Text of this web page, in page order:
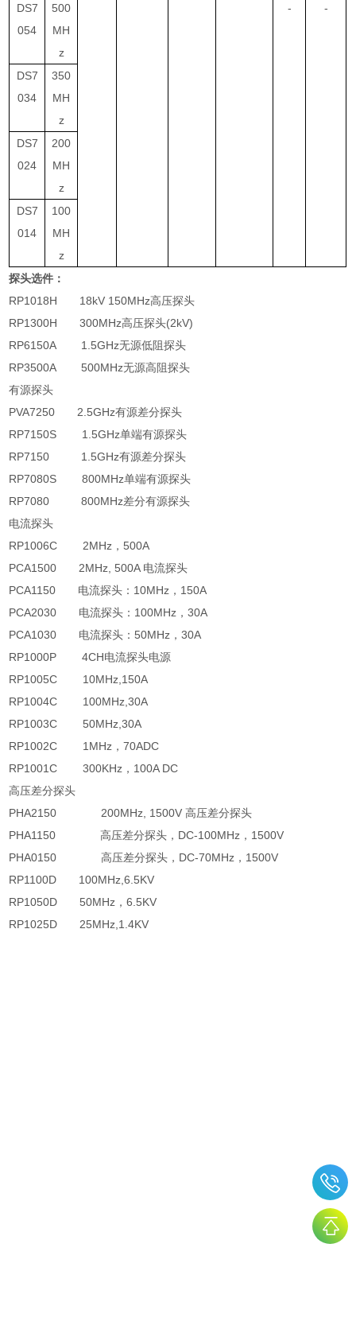
DS7
054
500
MH
z
- -
DS7
034
350
MH
z
DS7
024
200
MH
z
DS7
014
100
MH
z
探头选件：
RP1018H
18kV 150MHz高压探头
RP1300H
300MHz高压探头(2kV)
RP6150A
1.5GHz无源低阻探头
RP3500A
500MHz无源高阻探头
有源探头
PVA7250
2.5GHz有源差分探头
RP7150S
1.5GHz单端有源探头
RP7150
1.5GHz有源差分探头
RP7080S
800MHz单端有源探头
RP7080
800MHz差分有源探头
电流探头
RP1006C
2MHz ，500A
PCA1500
2MHz, 500A 电流探头
PCA1150
电流探头： 10MHz ， 150A
PCA2030
电流探头： 100MHz ，30A
PCA1030
电流探头：50MHz ，30A
RP1000P
4CH电流探头电源
RP1005C
10MHz,150A
RP1004C
100MHz,30A
RP1003C
50MHz,30A
RP1002C
1MHz ，70ADC
RP1001C
300KHz ， 100A DC
高压差分探头
PHA2150
200MHz, 1500V高压差分探头
PHA1150
高压差分探头， DC-100MHz ， 1500V
PHA0150
高压差分探头， DC-70MHz ， 1500V
RP1100D
100MHz,6.5KV
RP1050D
50MHz ，6.5KV
RP1025D
25MHz,1.4KV